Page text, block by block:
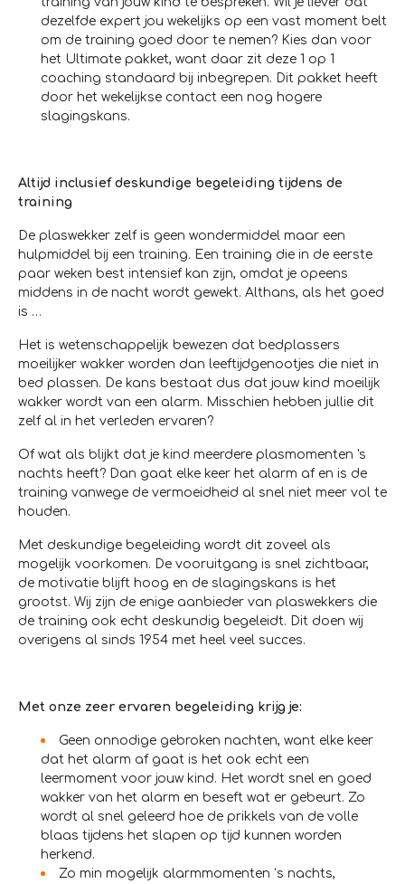
dezelfde expert jou wekelijks op een vast moment belt
om de training goed door te nemen? Kies dan voor
het Ultimate pakket, want daar zit deze 1 op 1
coaching standaard bij inbegrepen. Dit pakket heeft
door het wekelijkse contact een nog hogere
slagingskans.
Altijd inclusief deskundige begeleiding tijdens de
training
De plaswekker zelf is geen wondermiddel maar een
hulpmiddel bij een training. Een training die in de eerste
paar weken best intensief kan zijn, omdat je opeens
middens in de nacht wordt gewekt. Althans, als het goed
is …
Het is wetenschappelijk bewezen dat bedplassers
moeilijker wakker worden dan leeftijdgenootjes die niet in
bed plassen. De kans bestaat dus dat jouw kind moeilijk
wakker wordt van een alarm. Misschien hebben jullie dit
zelf al in het verleden ervaren?
Of wat als blijkt dat je kind meerdere plasmomenten 's
nachts heeft? Dan gaat elke keer het alarm af en is de
training vanwege de vermoeidheid al snel niet meer vol te
houden.
Met deskundige begeleiding wordt dit zoveel als
mogelijk voorkomen. De vooruitgang is snel zichtbaar,
de motivatie blijft hoog en de slagingskans is het
grootst. Wij zijn de enige aanbieder van plaswekkers die
de training ook echt deskundig begeleidt. Dit doen wij
overigens al sinds 1954 met heel veel succes.
Met onze zeer ervaren begeleiding krijg je:
Geen onnodige gebroken nachten, want elke keer
dat het alarm af gaat is het ook echt een
leermoment voor jouw kind. Het wordt snel en goed
wakker van het alarm en beseft wat er gebeurt. Zo
wordt al snel geleerd hoe de prikkels van de volle
blaas tijdens het slapen op tijd kunnen worden
herkend.
Zo min mogelijk alarmmomenten ’s nachts,